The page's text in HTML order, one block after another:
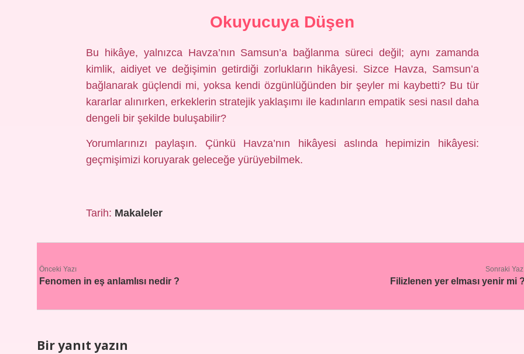
Okuyucuya Düşen
Bu hikâye, yalnızca Havza’nın Samsun’a bağlanma süreci değil; aynı zamanda
kimlik, aidiyet ve değişimin getirdiği zorlukların hikâyesi. Sizce Havza, Samsun’a
bağlanarak güçlendi mi, yoksa kendi özgünlüğünden bir şeyler mi kaybetti? Bu tür
kararlar alınırken, erkeklerin stratejik yaklaşımı ile kadınların empatik sesi nasıl daha
dengeli bir şekilde buluşabilir?
Yorumlarınızı paylaşın. Çünkü Havza’nın hikâyesi aslında hepimizin hikâyesi:
geçmişimizi koruyarak geleceğe yürüyebilmek.
Tarih: Makaleler
Önceki Yazı
Fenomen in eş anlamlısı nedir ?
Sonraki
Filizlenen yer elması yenir mi
Bir yanıt yazın